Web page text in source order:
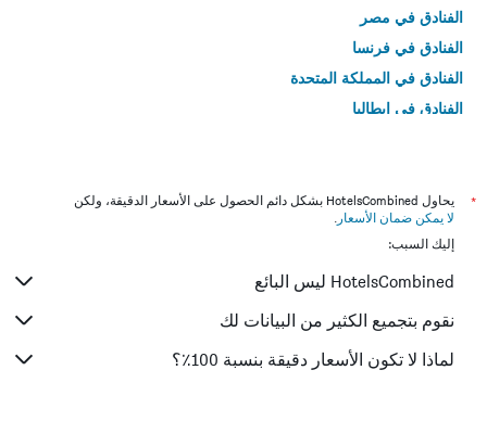
الفنادق في مصر
الفنادق في فرنسا
الفنادق في المملكة المتحدة
الفنادق في إيطاليا
*
يحاول HotelsCombined بشكل دائم الحصول على الأسعار الدقيقة، ولكن
لا يمكن ضمان الأسعار .
إليك السبب:
HotelsCombined ليس البائع
نقوم بتجميع الكثير من البيانات لك
لماذا لا تكون الأسعار دقيقة بنسبة 100٪؟